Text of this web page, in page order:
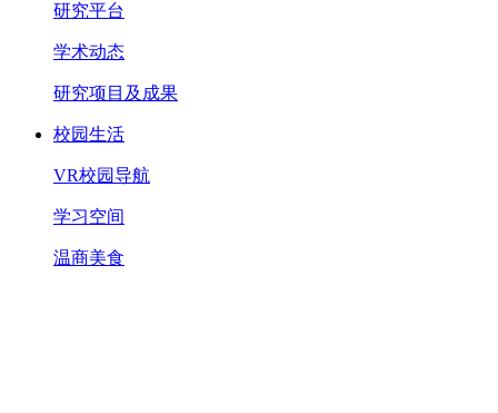
研究平台
学术动态
研究项目及成果
校园生活
VR校园导航
学习空间
温商美食